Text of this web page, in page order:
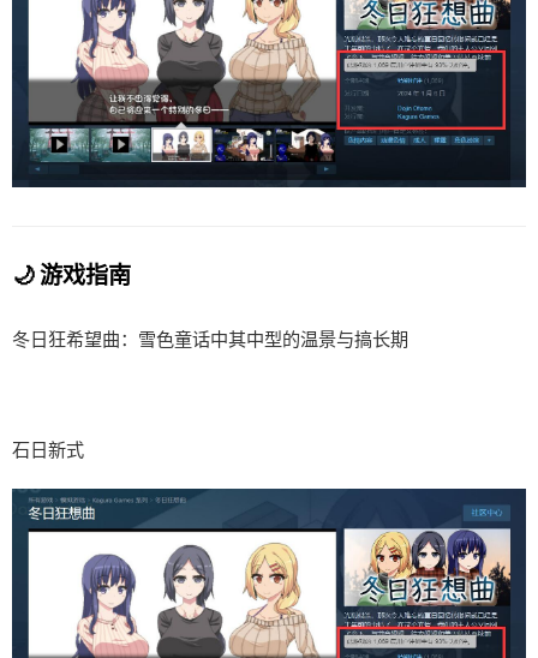
🌙 游戏指南
冬日狂希望曲：雪色童话中其中型的温景与搞长期
石日新式